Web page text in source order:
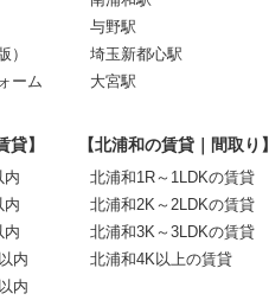
）
ーム
与野駅
埼玉新都心駅
大宮駅
貸】
内
内
内
内
内
【北浦和の賃貸｜間取り】
北浦和1R～1LDKの賃貸
北浦和2K～2LDKの賃貸
北浦和3K～3LDKの賃貸
北浦和4K以上の賃貸